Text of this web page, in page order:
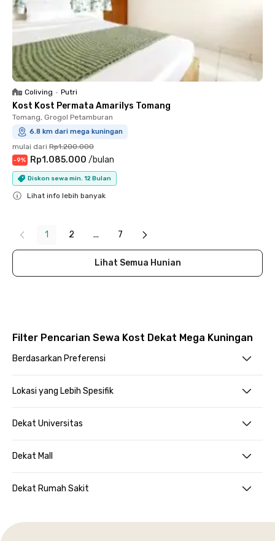
Coliving • Putri
Kost Kost Permata Amarilys Tomang
Tomang, Grogol Petamburan
6.8 km dari mega kuningan
mulai dari Rp1.200.000
-9% Rp1.085.000 /bulan
Diskon sewa min. 12 Bulan
Lihat info lebih banyak
1 2 ... 7
Lihat Semua Hunian
Filter Pencarian Sewa Kost Dekat Mega Kuningan
Berdasarkan Preferensi
Lokasi yang Lebih Spesifik
Dekat Universitas
Dekat Mall
Dekat Rumah Sakit